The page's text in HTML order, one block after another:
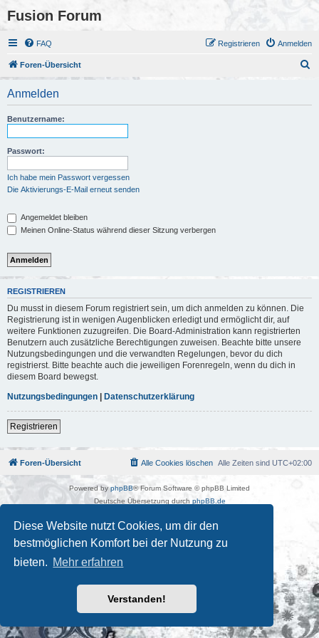
Diese Website nutzt Cookies, um dir den
bestmöglichen Komfort bei der Nutzung zu
bieten. Mehr erfahren
Verstanden!
Fusion Forum
FAQ Anmelden
Registrieren
Foren-Übersicht
Anmelden
Benutzername:
Passwort:
Ich habe mein Passwort vergessen
Die Aktivierungs-E-Mail erneut senden
Angemeldet bleiben
Meinen Online-Status während dieser Sitzung verbergen
REGISTRIEREN
Du musst in diesem Forum registriert sein, um dich anmelden zu können. Die
Registrierung ist in wenigen Augenblicken erledigt und ermöglicht dir, auf
weitere Funktionen zuzugreifen. Die Board-Administration kann registrierten
Benutzern auch zusätzliche Berechtigungen zuweisen. Beachte bitte unsere
Nutzungsbedingungen und die verwandten Regelungen, bevor du dich
registrierst. Bitte beachte auch die jeweiligen Forenregeln, wenn du dich in
diesem Board bewegst.
Nutzungsbedingungen | Datenschutzerklärung
Registrieren
Foren-Übersicht Alle Zeiten sind UTC+02:00
Alle Cookies löschen
Powered byphpBB® Forum Software © phpBB Limited
Deutsche Übersetzung durch phpBB.de
Datenschutz| Nutzungsbedingungen